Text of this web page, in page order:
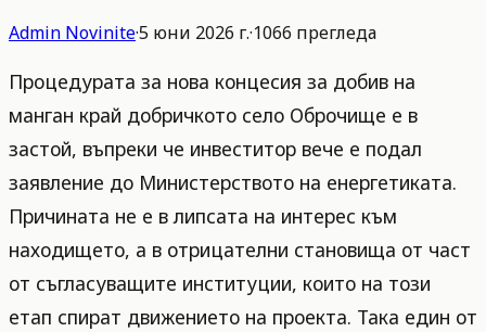
Admin Novinite·5 юни 2026 г.·1066 прегледа
Процедурата за нова концесия за добив на
манган край добричкото село Оброчище е в
застой, въпреки че инвеститор вече е подал
заявление до Министерството на енергетиката.
Причината не е в липсата на интерес към
находището, а в отрицателни становища от част
от съгласуващите институции, които на този
етап спират движението на проекта. Така един от